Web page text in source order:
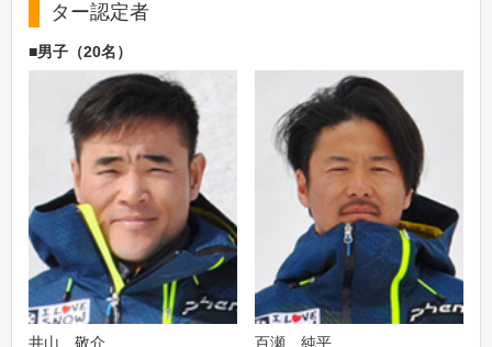
ター認定者
■男子（20名）
井山 敬介
百瀬 純平